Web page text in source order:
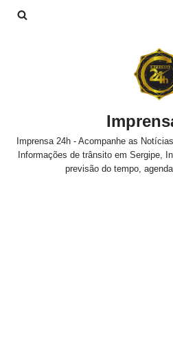
Imprensa 24h - Acompanhe as
Informações de trânsito em Sergipe,
previsão do tempo,